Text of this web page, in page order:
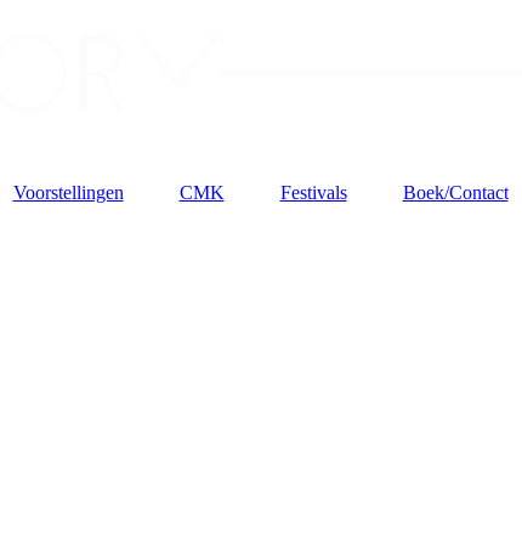
Voorstellingen CMK Festivals Boek/Contact